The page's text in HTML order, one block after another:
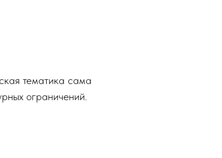
тематика сама
ограничений.